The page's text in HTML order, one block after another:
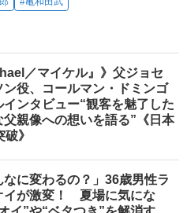
／マイケル』》父ジョセ
ン役、コールマン・ドミンゴ
インタビュー“観客を魅了した
親像への想いを語る”《日本
》
なに変わるの？」36歳男性ラ
イが激変！ 夏場に気にな